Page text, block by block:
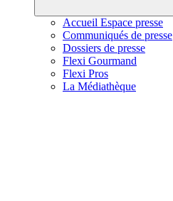
Accueil Espace presse
Communiqués de presse
Dossiers de presse
Flexi Gourmand
Flexi Pros
La Médiathèque